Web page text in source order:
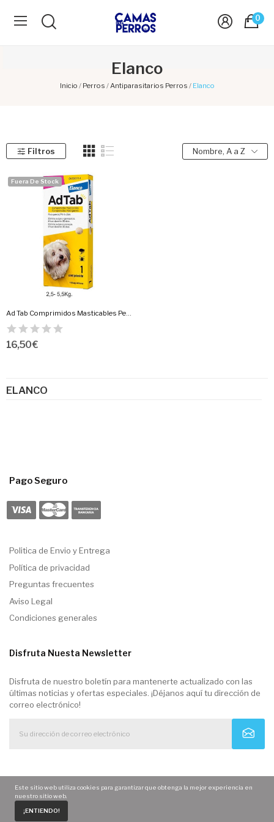
Home
0
Elanco
Inicio Perros Antiparasitarios Perros Elanco
ELANCO
Filtros Nombre, A a Z
Fuera De Stock
Ad Tab Comprimidos Masticables Perros
16,50 €
Pago Seguro
Politica de Envio y Entrega
Política de privacidad
Preguntas frecuentes
Aviso Legal
Condiciones generales
Disfruta Nuesta Newsletter
Disfruta de nuestro boletín para mantenerte actualizado con las
últimas noticias y ofertas especiales. ¡Déjanos aquí tu dirección de
correo electrónico!
Este sitio web utiliza cookies para garantizar que obtenga la mejor experiencia en
nuestro sitio web.
¡ENTIENDO!